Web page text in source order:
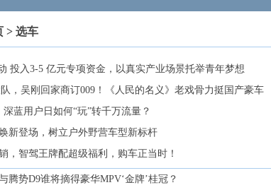
> 选车
投入3-5 亿元专项资金，以真实产业场景托举青年梦想
，吴刚回家商订009！《人民的名义》老戏骨力挺国产豪车
蓝用户日如何“玩”转千万流量？
新登场，树立户外野营车型新标杆
，智驾王牌配超级福利，购车正当时！
腾势D9谁将摘得豪华MPV‘金牌’桂冠？